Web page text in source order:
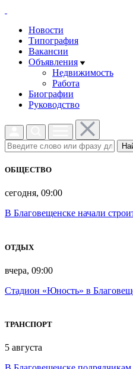
Новости
Типография
Вакансии
Объявления
Недвижимость
Работа
Биографии
Руководство
ОБЩЕСТВО
сегодня, 09:00
В Благовещенске начали
ОТДЫХ
вчера, 09:00
Стадион «Юность» в
ТРАНСПОРТ
5 августа